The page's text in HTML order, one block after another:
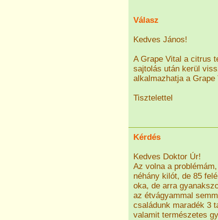
Válasz
Kedves János!
A Grape Vital a citrus
sajtolás után kerül
alkalmazhatja a
Tisztelettel
Kérdés
Kedves Doktor Úr!
Az volna a
néhány kilót, de 85
oka, de arra
az étvágyammal
családunk maradék 3
valamit természetes